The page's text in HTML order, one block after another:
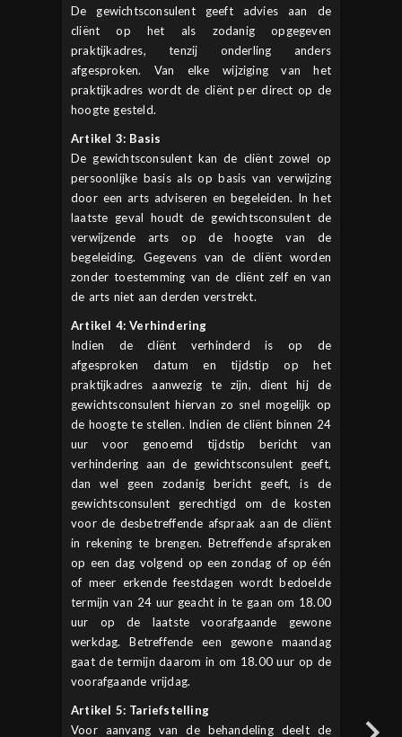
De gewichtsconsulent geeft advies aan de
cliënt op het als zodanig opgegeven
praktijkadres, tenzij onderling anders
afgesproken. Van elke wijziging van het
praktijkadres wordt de cliënt per direct op de
hoogte gesteld.
Artikel 3: Basis
De gewichtsconsulent kan de cliënt zowel op
persoonlijke basis als op basis van verwijzing
door een arts adviseren en begeleiden. In het
laatste geval houdt de gewichtsconsulent de
verwijzende arts op de hoogte van de
begeleiding. Gegevens van de cliënt worden
zonder toestemming van de cliënt zelf en van
de arts niet aan derden verstrekt.
Artikel 4: Verhindering
Indien de cliënt verhinderd is op de
afgesproken datum en tijdstip op het
praktijkadres aanwezig te zijn, dient hij de
gewichtsconsulent hiervan zo snel mogelijk op
de hoogte te stellen. Indien de cliënt binnen 24
uur voor genoemd tijdstip bericht van
verhindering aan de gewichtsconsulent geeft,
dan wel geen zodanig bericht geeft, is de
gewichtsconsulent gerechtigd om de kosten
voor de desbetreffende afspraak aan de cliënt
in rekening te brengen. Betreffende afspraken
op een dag volgend op een zondag of op één
of meer erkende feestdagen wordt bedoelde
termijn van 24 uur geacht in te gaan om 18.00
uur op de laatste voorafgaande gewone
werkdag. Betreffende een gewone maandag
gaat de termijn daarom in om 18.00 uur op de
voorafgaande vrijdag.
Artikel 5: Tariefstelling
Voor aanvang van de behandeling deelt de